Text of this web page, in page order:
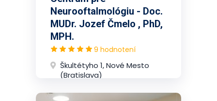
Neurooftalmológiu - Doc.
MUDr. Jozef Čmelo , PhD,
MPH.
9 hodnotení
Škultétyho 1, Nové Mesto
(Bratislava)